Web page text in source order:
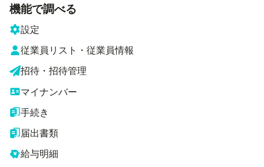
機能で調べる
設定
従業員リスト・従業員情報
招待・招待管理
マイナンバー
手続き
届出書類
給与明細